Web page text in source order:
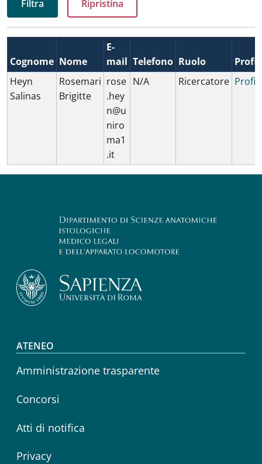
Cognome Nome
E-
mail Telefono Ruolo
Heyn
Salinas
Rosemari
Brigitte
rose
.hey
n@u
niro
ma1
.it
N/A Ricercatore
Footer menu
ATENEO
Amministrazione trasparente
Concorsi
Atti di notifica
Privacy